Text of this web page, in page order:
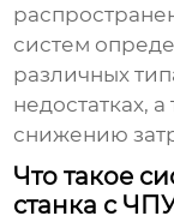
систем
различных
недостатках,
снижению
Что такое
станка с